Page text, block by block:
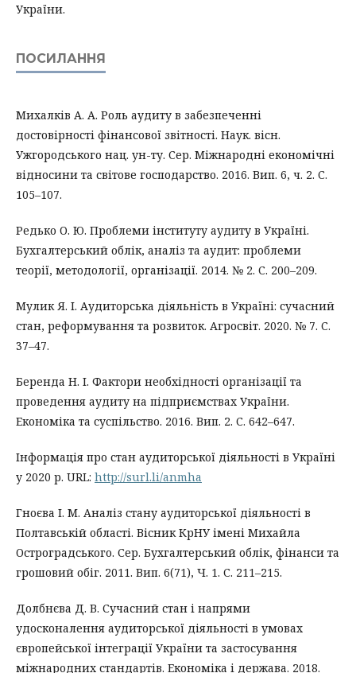
України.
ПОСИЛАННЯ
Михалків А. А. Роль аудиту в забезпеченні
достовірності фінансової звітності. Наук. вісн.
Ужгородського нац. ун-ту. Сер. Міжнародні економічні
відносини та світове господарство. 2016. Вип. 6, ч. 2. С.
105–107.
Редько О. Ю. Проблеми інституту аудиту в Україні.
Бухгалтерський облік, аналіз та аудит: проблеми
теорії, методології, організації. 2014. № 2. С. 200–209.
Мулик Я. І. Аудиторська діяльність в Україні: сучасний
стан, реформування та розвиток. Агросвіт. 2020. № 7. С.
37–47.
Беренда Н. І. Фактори необхідності організації та
проведення аудиту на підприємствах України.
Економіка та суспільство. 2016. Вип. 2. С. 642–647.
Інформація про стан аудиторської діяльності в Україні
у 2020 р. URL: http://surl.li/anmha
Гноєва І. М. Аналіз стану аудиторської діяльності в
Полтавській області. Вісник КрНУ імені Михайла
Остроградського. Сер. Бухгалтерський облік, фінанси та
грошовий обіг. 2011. Вип. 6(71), Ч. 1. С. 211–215.
Долбнєва Д. В. Сучасний стан і напрями
удосконалення аудиторської діяльності в умовах
європейської інтеграції України та застосування
міжнародних стандартів. Економіка і держава. 2018.